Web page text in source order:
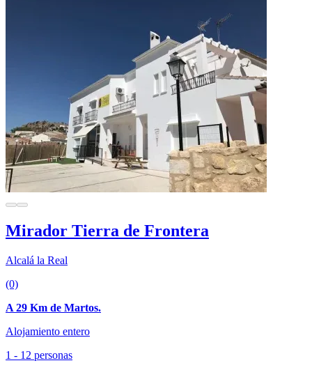
Mirador Tierra de Frontera
Alcalá la Real
(0)
A 29 Km de Martos.
Alojamiento entero
1 - 12 personas